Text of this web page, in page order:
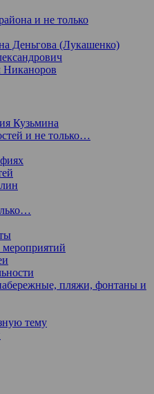
и не только
Деньгова (Лукашенко)
Никаноров
Кузьмина
и не только…
пляжи, фонтаны и
тему